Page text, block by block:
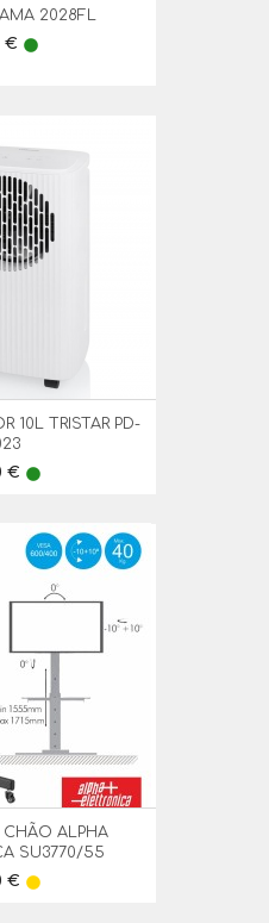
2028FL
€ lens
10L TRISTAR PD-
€ lens
CHÃO ALPHA
SU3770/55
€ lens